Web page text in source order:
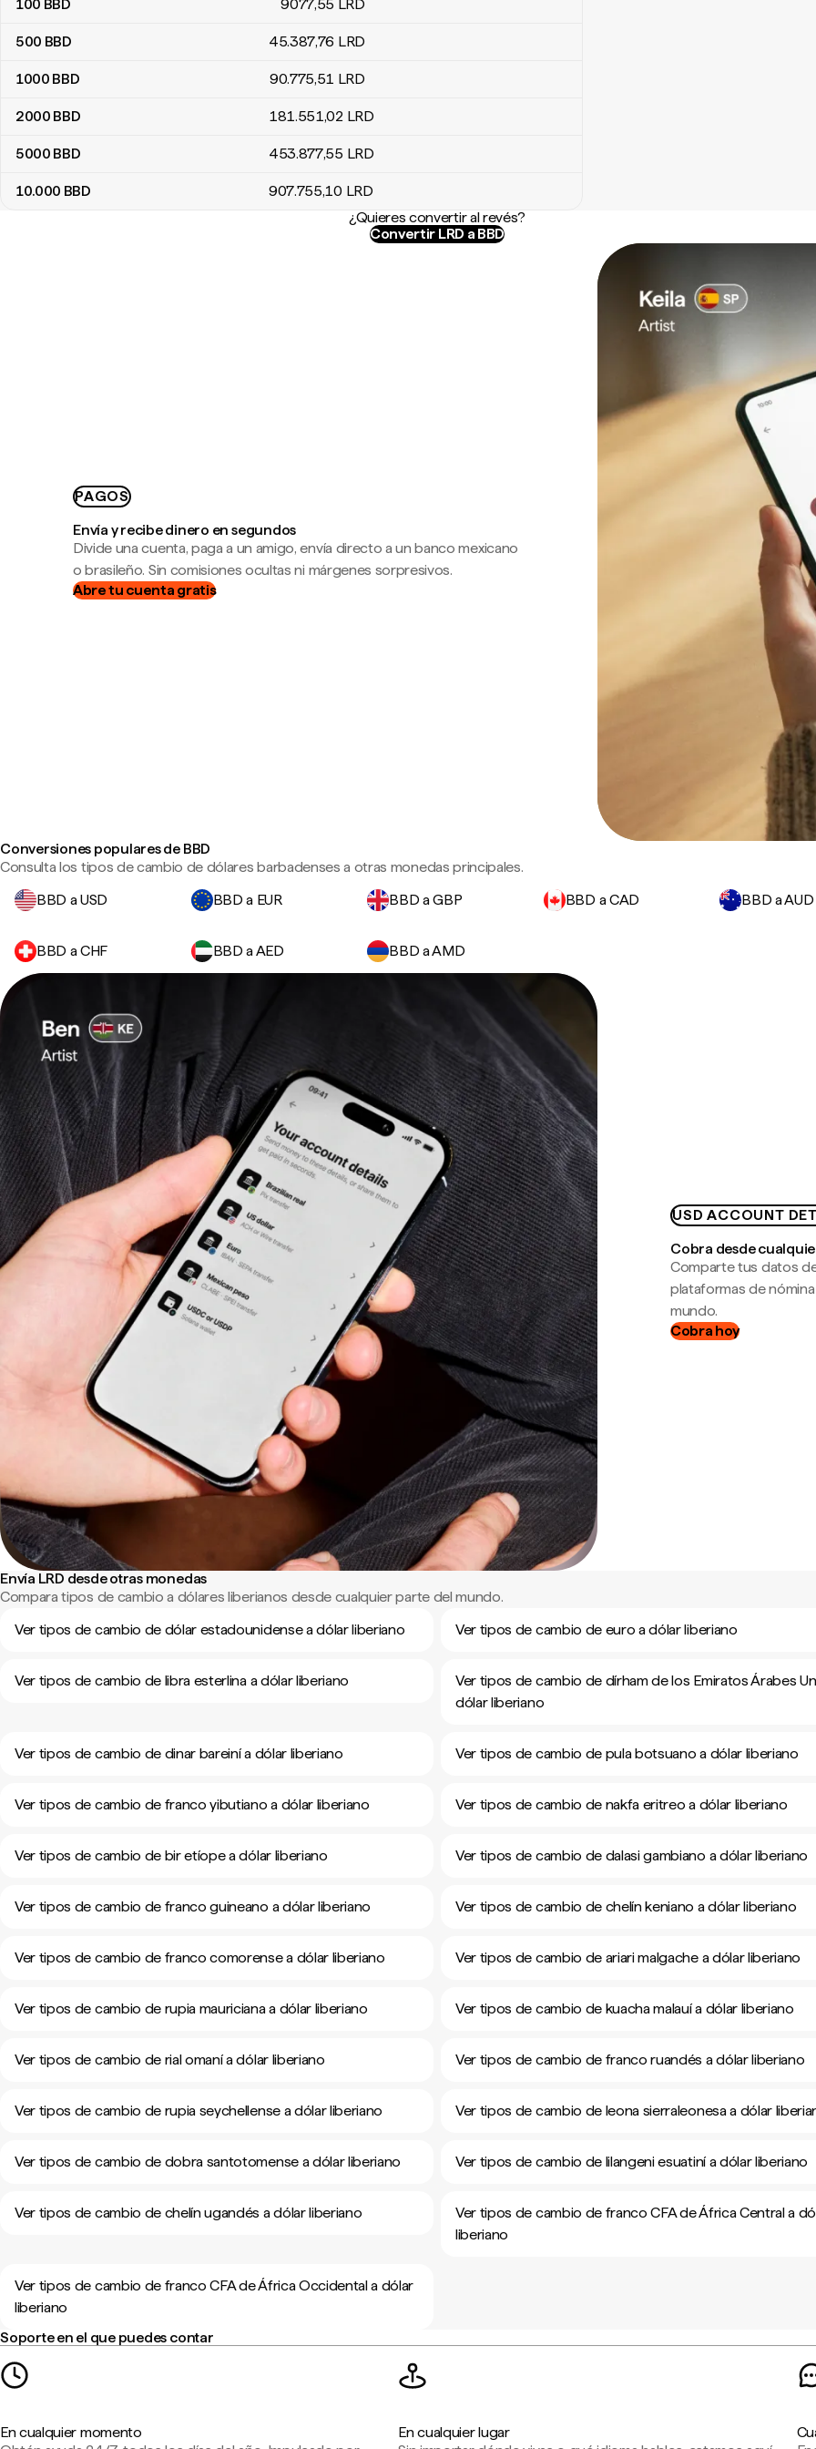
100 BBD 9077,55 LRD
500 BBD 45.387,76 LRD
1000 BBD 90.775,51 LRD
2000 BBD 181.551,02 LRD
5000 BBD 453.877,55 LRD
10.000 BBD 907.755,10 LRD
¿Quieres convertir al revés?
Convertir LRD a BBD
PAGOS
Envía y recibe dinero en segundos
Divide una cuenta, paga a un amigo, envía directo a un banco mexicano
o brasileño. Sin comisiones ocultas ni márgenes sorpresivos.
Abre tu cuenta gratis
Conversiones populares de BBD
Consulta los tipos de cambio de dólares barbadenses a otras monedas principales.
BBD a USD
BBD a EUR BBD a GBP BBD a CAD BBD a AUD
BBD a CHF BBD a AED BBD a AMD
USD ACCOUNT
Cobra desde
Comparte tus datos
plataformas de
mundo.
Cobra hoy
Envía LRD desde otras monedas
Compara tipos de cambio a dólares liberianos desde cualquier parte del mundo.
Ver tipos de cambio de dólar estadounidense a dólar liberiano
Ver tipos de cambio de euro a dólar liberiano
Ver tipos de cambio de libra esterlina a dólar liberiano
Ver tipos de cambio de dírham de los Emiratos Árabes
dólar liberiano
Ver tipos de cambio de dinar bareiní a dólar liberiano Ver tipos de cambio de pula botsuano a dólar liberiano
Ver tipos de cambio de franco yibutiano a dólar liberiano Ver tipos de cambio de nakfa eritreo a dólar liberiano
Ver tipos de cambio de bir etíope a dólar liberiano Ver tipos de cambio de dalasi gambiano a dólar liberiano
Ver tipos de cambio de franco guineano a dólar liberiano Ver tipos de cambio de chelín keniano a dólar liberiano
Ver tipos de cambio de franco comorense a dólar liberiano Ver tipos de cambio de ariari malgache a dólar liberiano
Ver tipos de cambio de rupia mauriciana a dólar liberiano Ver tipos de cambio de kuacha malauí a dólar liberiano
Ver tipos de cambio de rial omaní a dólar liberiano Ver tipos de cambio de franco ruandés a dólar liberiano
Ver tipos de cambio de rupia seychellense a dólar liberiano Ver tipos de cambio de leona sierraleonesa a dólar
Ver tipos de cambio de dobra santotomense a dólar liberiano Ver tipos de cambio de lilangeni esuatiní a dólar liberiano
Ver tipos de cambio de chelín ugandés a dólar liberiano
Ver tipos de cambio de franco CFA de África Central a
liberiano
Ver tipos de cambio de franco CFA de África Occidental a dólar
liberiano
Soporte en el que puedes contar
En cualquier momento
En cualquier lugar